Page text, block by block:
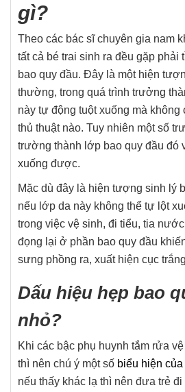
gì?
Theo các bác sĩ chuyên gia nam
tất cả bé trai sinh ra đều gặp phải
bao quy đầu. Đây là một hiện
thường, trong quá trình trưởng
này tự động tuột xuống mà không
thủ thuật nào. Tuy nhiên một số
trường thành lớp bao quy đầu đó
xuống được.
Mặc dù đây là hiện tượng sinh lý
nếu lớp da này không thể tự lột
trong việc vệ sinh, đi tiểu, tia
đọng lại ở phần bao quy đầu
sưng phồng ra, xuất hiện cục
Dấu hiệu hẹp bao
nhỏ?
Khi các bậc phụ huynh tắm rửa
thì nên chú ý một số biểu hiện
nếu thấy khác lạ thì nên đưa trẻ